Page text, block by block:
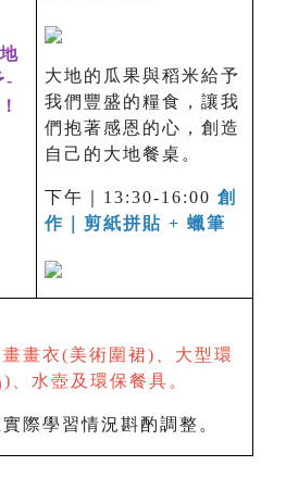
-
大地的瓜果與稻米給予
我們豐盛的糧食，讓我
們抱著感恩的心，創造
自己的大地餐桌。
下午｜13:30-16:00 創
作｜剪紙拼貼 + 蠟筆
畫畫衣(美術圍裙)、大型環
水壺及環保餐具。
際學習情況斟酌調整。